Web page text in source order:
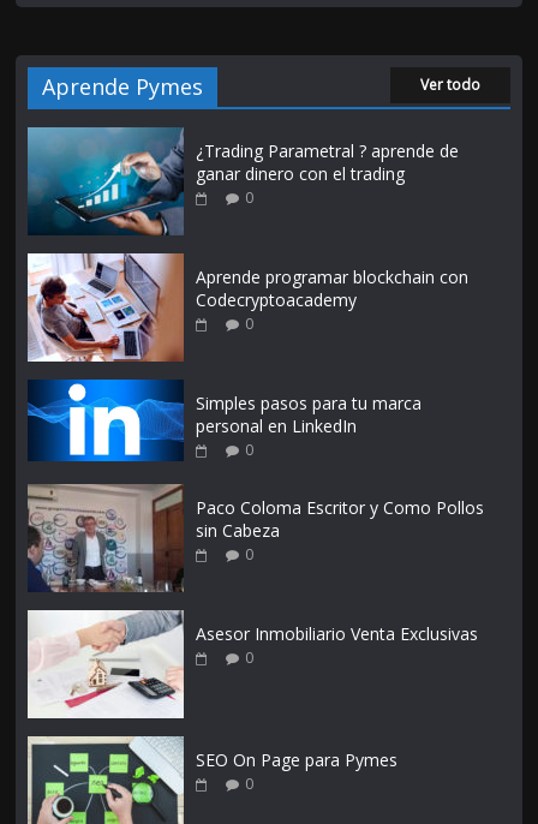
Aprende Pymes Ver todo
¿Trading Parametral ? aprende de
ganar dinero con el trading
0
Aprende programar blockchain con
Codecryptoacademy
0
Simples pasos para tu marca
personal en LinkedIn
0
Paco Coloma Escritor y Como Pollos
sin Cabeza
0
Asesor Inmobiliario Venta Exclusivas
0
SEO On Page para Pymes
0